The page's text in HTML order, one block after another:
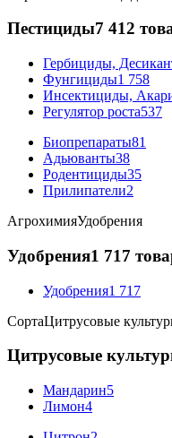
Пестициды7 412
Гербициды,
Фунгициды1 758
Инсектициды,
Регулятор роста537
Биопрепараты81
Адьюванты38
Родентициды35
Прилипатели2
АгрохимияУдобрения
Удобрения1 717
Удобрения1 717
СортаЦитрусовые
Цитрусовые
Мандарин5
Лимон4